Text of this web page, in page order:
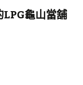
鍵
字:
龜山當舖